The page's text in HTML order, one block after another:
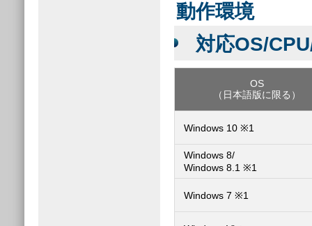
動作環境
対応OS/CPU/
OS
（日本語版に限る）
Windows 10 ※1
Windows 8/
Windows 8.1 ※1
Windows 7 ※1